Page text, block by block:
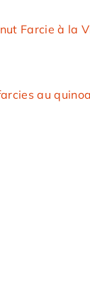
Farcie à la
au